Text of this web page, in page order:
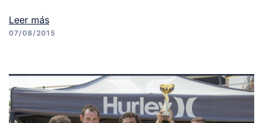
Leer más
07/08/2015